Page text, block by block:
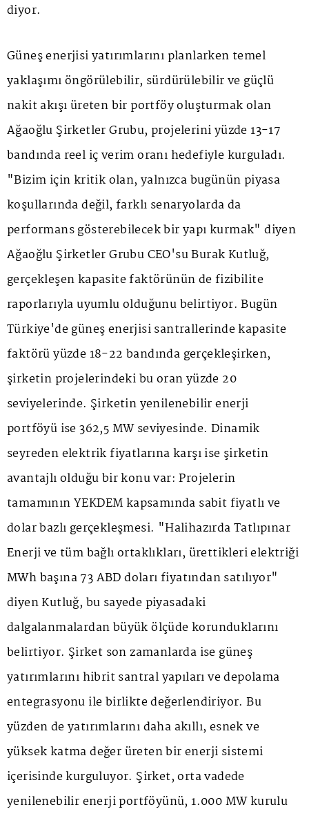
diyor.
Güneş enerjisi yatırımlarını planlarken temel
yaklaşımı öngörülebilir, sürdürülebilir ve güçlü
nakit akışı üreten bir portföy oluşturmak olan
Ağaoğlu Şirketler Grubu, projelerini yüzde 13-17
bandında reel iç verim oranı hedefiyle kurguladı.
"Bizim için kritik olan, yalnızca bugünün piyasa
koşullarında değil, farklı senaryolarda da
performans gösterebilecek bir yapı kurmak" diyen
Ağaoğlu Şirketler Grubu CEO'su Burak Kutluğ,
gerçekleşen kapasite faktörünün de fizibilite
raporlarıyla uyumlu olduğunu belirtiyor. Bugün
Türkiye'de güneş enerjisi santrallerinde kapasite
faktörü yüzde 18-22 bandında gerçekleşirken,
şirketin projelerindeki bu oran yüzde 20
seviyelerinde. Şirketin yenilenebilir enerji
portföyü ise 362,5 MW seviyesinde. Dinamik
seyreden elektrik fiyatlarına karşı ise şirketin
avantajlı olduğu bir konu var: Projelerin
tamamının YEKDEM kapsamında sabit fiyatlı ve
dolar bazlı gerçekleşmesi. "Halihazırda Tatlıpınar
Enerji ve tüm bağlı ortaklıkları, ürettikleri elektriği
MWh başına 73 ABD doları fiyatından satılıyor"
diyen Kutluğ, bu sayede piyasadaki
dalgalanmalardan büyük ölçüde korunduklarını
belirtiyor. Şirket son zamanlarda ise güneş
yatırımlarını hibrit santral yapıları ve depolama
entegrasyonu ile birlikte değerlendiriyor. Bu
yüzden de yatırımlarını daha akıllı, esnek ve
yüksek katma değer üreten bir enerji sistemi
içerisinde kurguluyor. Şirket, orta vadede
yenilenebilir enerji portföyünü, 1.000 MW kurulu